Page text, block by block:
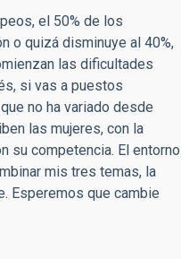
el 50% de los
o quizá disminuye al 40%,
las dificultades
si vas a puestos
no ha variado desde
las mujeres, con la
su competencia. El entorno
mis tres temas, la
Esperemos que cambie